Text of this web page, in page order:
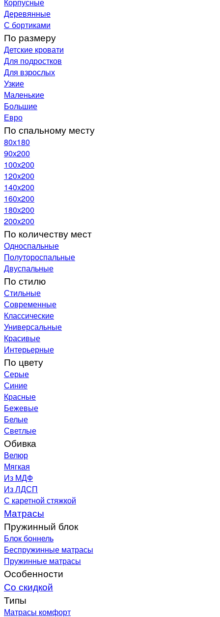
Деревянные
С бортиками
По размеру
Детские кровати
Для подростков
Для взрослых
Узкие
Маленькие
Большие
Евро
По спальному месту
80х180
90х200
100х200
120x200
140х200
160х200
180х200
200х200
По количеству мест
Односпальные
Полутороспальные
Двуспальные
По стилю
Стильные
Современные
Классические
Универсальные
Красивые
Интерьерные
По цвету
Серые
Синие
Красные
Бежевые
Белые
Светлые
Обивка
Велюр
Мягкая
Из МДФ
Из ЛДСП
С каретной стяжкой
Матрасы
Пружинный блок
Блок боннель
Беспружинные матрасы
Пружинные матрасы
Особенности
Со скидкой
Типы
Матрасы комфорт